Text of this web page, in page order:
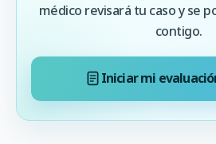
médico revisará tu caso y se
contigo.
Iniciar mi